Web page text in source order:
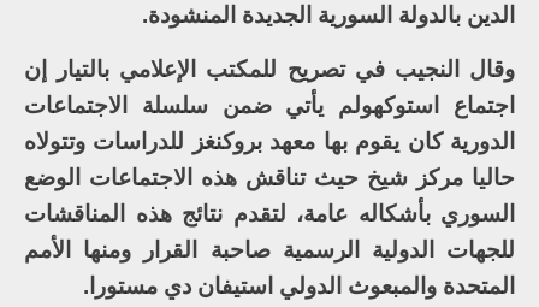
الدين بالدولة السورية الجديدة المنشودة.
وقال النجيب في تصريح للمكتب الإعلامي بالتيار إن
اجتماع استوكهولم يأتي ضمن سلسلة الاجتماعات
الدورية كان يقوم بها معهد بروكنغز للدراسات وتتولاه
حاليا مركز شيخ حيث تناقش هذه الاجتماعات الوضع
السوري بأشكاله عامة، لتقدم نتائج هذه المناقشات
للجهات الدولية الرسمية صاحبة القرار ومنها الأمم
المتحدة والمبعوث الدولي استيفان دي مستورا.